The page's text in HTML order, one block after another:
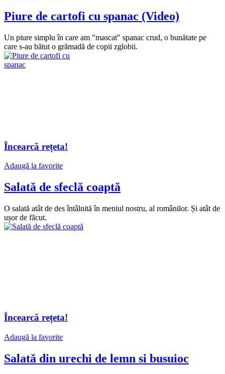
Piure de cartofi cu spanac (Video)
Un piure simplu în care am "mascat" spanac crud, o bunătate pe
care s-au bătut o grămadă de copii zglobii.
Încearcă rețeta!
Adaugă la favorite
Salată de sfeclă coaptă
O salată atât de des întâlnită în meniul nostru, al românilor. Și atât de
ușor de făcut.
Încearcă rețeta!
Adaugă la favorite
Salată din urechi de lemn si busuioc